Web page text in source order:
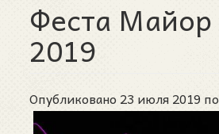
Феста Майор
2019
Опубликовано 23 июля 2019